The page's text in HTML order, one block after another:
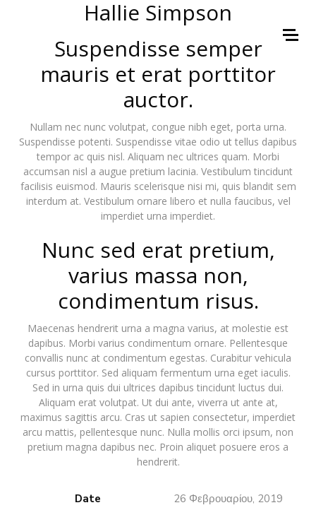
Hallie Simpson
Suspendisse semper
mauris et erat porttitor
auctor.
Nullam nec nunc volutpat, congue nibh eget, porta urna.
Suspendisse potenti. Suspendisse vitae odio ut tellus dapibus
tempor ac quis nisl. Aliquam nec ultrices quam. Morbi
accumsan nisl a augue pretium lacinia. Vestibulum tincidunt
facilisis euismod. Mauris scelerisque nisi mi, quis blandit sem
interdum at. Vestibulum ornare libero et nulla faucibus, vel
imperdiet urna imperdiet.
Nunc sed erat pretium,
varius massa non,
condimentum risus.
Maecenas hendrerit urna a magna varius, at molestie est
dapibus. Morbi varius condimentum ornare. Pellentesque
convallis nunc at condimentum egestas. Curabitur vehicula
cursus porttitor. Sed aliquam fermentum urna eget iaculis.
Sed in urna quis dui ultrices dapibus tincidunt luctus dui.
Aliquam erat volutpat. Ut dui ante, viverra ut ante at,
maximus sagittis arcu. Cras ut sapien consectetur, imperdiet
arcu mattis, pellentesque nunc. Nulla mollis orci ipsum, non
pretium magna dapibus nec. Proin aliquet posuere eros a
hendrerit.
Date 26 Φεβρουαρίου, 2019